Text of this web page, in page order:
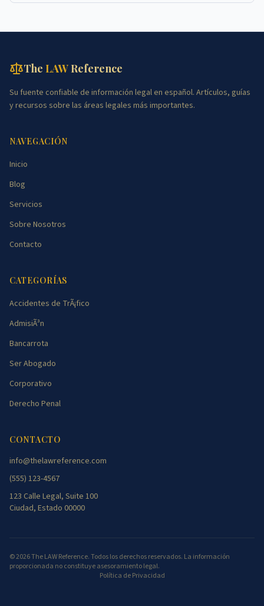
The LAWReference
Su fuente confiable de información legal en español. Artículos, guías
y recursos sobre las áreas legales más importantes.
NAVEGACIÓN
Inicio
Blog
Servicios
Sobre Nosotros
Contacto
CATEGORÍAS
Accidentes de TrÃ¡fico
AdmisiÃ³n
Bancarrota
Ser Abogado
Corporativo
Derecho Penal
CONTACTO
info@thelawreference.com
(555) 123-4567
123 Calle Legal, Suite 100
Ciudad, Estado 00000
©2026The LAW Reference. Todos los derechos reservados. La información
proporcionada no constituye asesoramiento legal.
Política de Privacidad